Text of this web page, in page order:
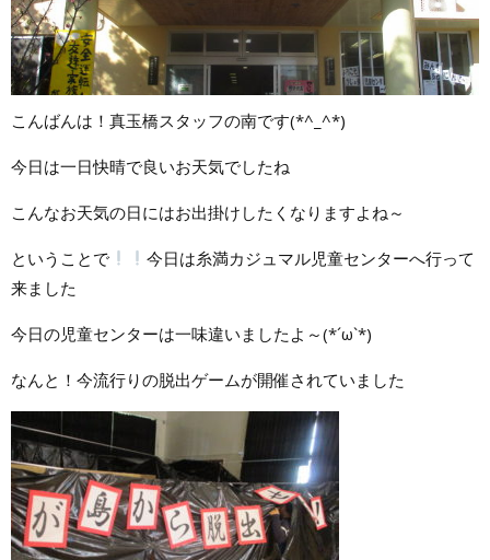
こんばんは！真玉橋スタッフの南です(*^_^*)
今日は一日快晴で良いお天気でしたね
こんなお天気の日にはお出掛けしたくなりますよね～
ということで
今日は糸満カジュマル児童センターへ行って
来ました
今日の児童センターは一味違いましたよ～(*´ω`*)
なんと！今流行りの脱出ゲームが開催されていました